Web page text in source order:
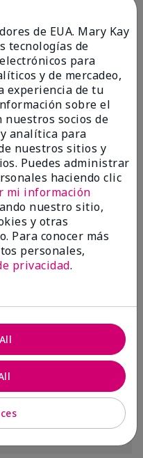
Añadir a la bolsa
Eye Cream
de EUA. Mary Kay
tecnologías de
para
y de mercadeo,
experiencia de tu
sobre el
nuestros socios de
analítica para
nuestros sitios y
Puedes administrar
haciendo clic
mi información
nuestro sitio,
y otras
Para conocer más
personales,
privacidad.